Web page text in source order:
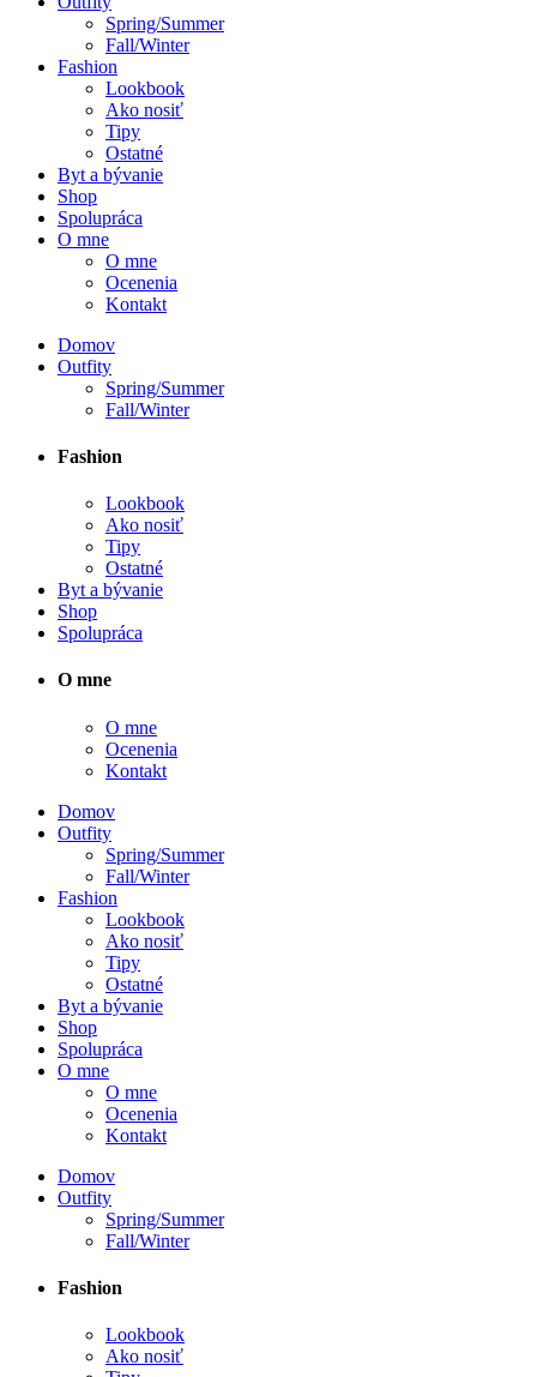
Spring/Summer
Fall/Winter
Fashion
Lookbook
Ako nosiť
Tipy
Ostatné
Byt a bývanie
Shop
Spolupráca
O mne
O mne
Ocenenia
Kontakt
Domov
Outfity
Spring/Summer
Fall/Winter
Fashion
Lookbook
Ako nosiť
Tipy
Ostatné
Byt a bývanie
Shop
Spolupráca
O mne
O mne
Ocenenia
Kontakt
Domov
Outfity
Spring/Summer
Fall/Winter
Fashion
Lookbook
Ako nosiť
Tipy
Ostatné
Byt a bývanie
Shop
Spolupráca
O mne
O mne
Ocenenia
Kontakt
Domov
Outfity
Spring/Summer
Fall/Winter
Fashion
Lookbook
Ako nosiť